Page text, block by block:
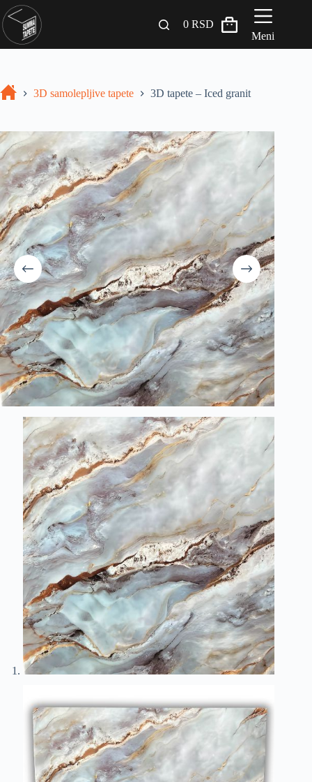
Drveni Pregradni Zidovi i Police
3D Samolepljive tapete
Građevinski materijali
INSPIRACIJA I IDEJE
BLOG
+381 65 558 4000
0RSD
Meni
3D samolepljive tapete 3D tapete – Iced granit